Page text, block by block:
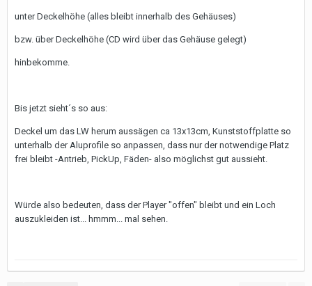
unter Deckelhöhe (alles bleibt innerhalb des Gehäuses)
bzw. über Deckelhöhe (CD wird über das Gehäuse gelegt)
hinbekomme.
Bis jetzt sieht´s so aus:
Deckel um das LW herum aussägen ca 13x13cm, Kunststoffplatte so
unterhalb der Aluprofile so anpassen, dass nur der notwendige Platz
frei bleibt -Antrieb, PickUp, Fäden- also möglichst gut aussieht.
Würde also bedeuten, dass der Player "offen" bleibt und ein Loch
auszukleiden ist... hmmm... mal sehen.